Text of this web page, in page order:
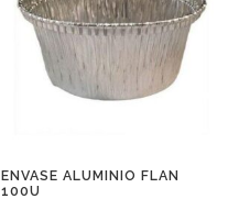
ENVASE ALUMINIO FLAN
100U